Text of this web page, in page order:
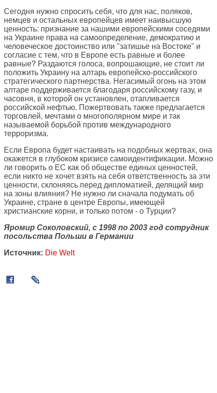
Сегодня нужно спросить себя, что для нас, поляков,
немцев и остальных европейцев имеет наивысшую
ценность: признание за нашими европейскими соседями
на Украине права на самоопределение, демократию и
человеческое достоинство или "затишье на Востоке" и
согласие с тем, что в Европе есть равные и более
равные? Раздаются голоса, вопрошающие, не стоит ли
положить Украину на алтарь европейско-российского
стратегического партнерства. Негасимый огонь на этом
алтаре поддерживается благодаря российскому газу, и
часовня, в которой он установлен, отапливается
российской нефтью. Пожертвовать также предлагается
торговлей, мечтами о многополярном мире и так
называемой борьбой против международного
терроризма.
Если Европа будет настаивать на подобных жертвах, она
окажется в глубоком кризисе самоидентификации. Можно
ли говорить о ЕС как об обществе единых ценностей,
если никто не хочет взять на себя ответственность за эти
ценности, склоняясь перед дипломатией, делящий мир
на зоны влияния? Не нужно ли сначала подумать об
Украине, стране в центре Европы, имеющей
христианские корни, и только потом - о Турции?
Яромир Соколовский, с 1998 по 2003 год сотрудник
посольства Польши в Германии
Источник: Die Welt